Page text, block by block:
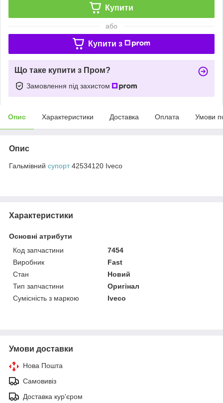
Купити
або
Купити з
Що таке купити з Пром?
Замовлення під захистом
Опис Характеристики Доставка Оплата Умови
Опис
Гальмівний супорт42534120 Iveco
Характеристики
Основні атрибути
Код запчастини
7454
Виробник
Fast
Стан
Новий
Тип запчастини
Оригінал
Сумісність з маркою
Iveco
Умови доставки
Нова Пошта
Самовивіз
Доставка кур'єром